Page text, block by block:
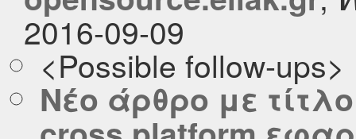
2016-09-09
<Possible follow-ups>
Νέο άρθρο με